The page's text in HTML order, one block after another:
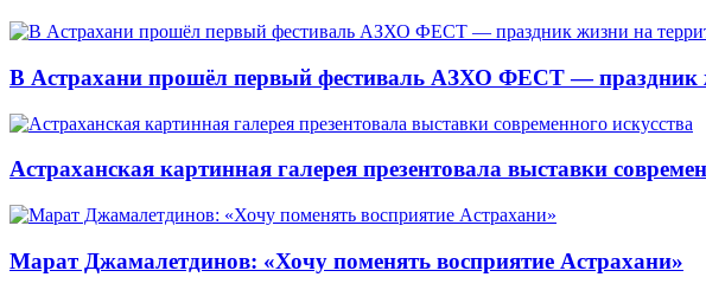
В Астрахани прошёл первый фестиваль АЗХО ФЕСТ — праздник
Астраханская картинная галерея презентовала выставки
Марат Джамалетдинов: «Хочу поменять восприятие Астрахани»